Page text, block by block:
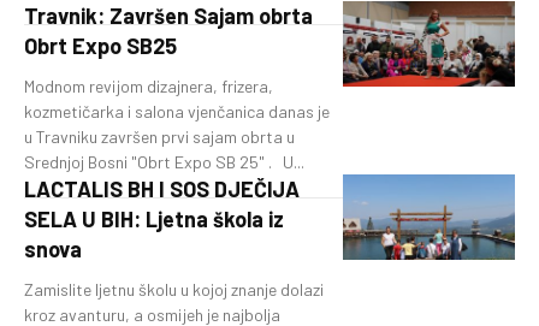
Travnik: Završen Sajam obrta
Obrt Expo SB25
Modnom revijom dizajnera, frizera,
kozmetičarka i salona vjenčanica danas je
u Travniku završen prvi sajam obrta u
Srednjoj Bosni "Obrt Expo SB 25" . U...
LACTALIS BH I SOS DJEČIJA
SELA U BIH: Ljetna škola iz
snova
Zamislite ljetnu školu u kojoj znanje dolazi
kroz avanturu, a osmijeh je najbolja